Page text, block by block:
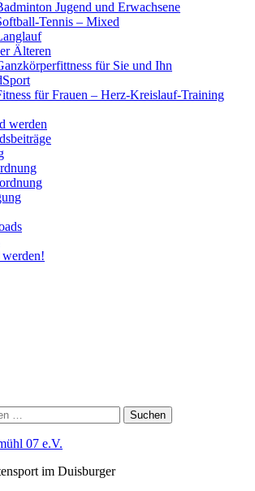
Jugend und Erwachsene
Tennis – Mixed
Älteren
für Sie und Ihn
für Frauen – Herz-Kreislauf-Training
werden
07 e.V.
im Duisburger